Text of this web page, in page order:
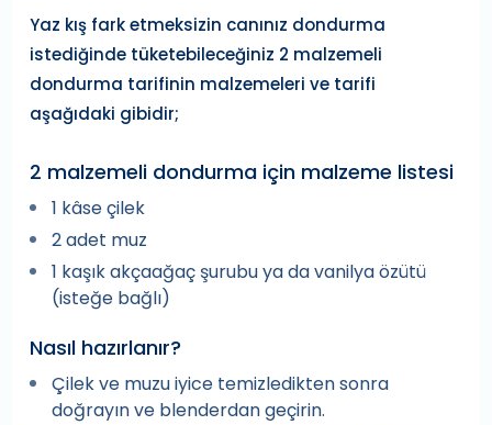
Yaz kış fark etmeksizin canınız dondurma
istediğinde tüketebileceğiniz 2 malzemeli
dondurma tarifinin malzemeleri ve tarifi
aşağıdaki gibidir;
2 malzemeli dondurma için malzeme listesi
1 kâse çilek
2 adet muz
1 kaşık akçaağaç şurubu ya da vanilya özütü
(isteğe bağlı)
Nasıl hazırlanır?
Çilek ve muzu iyice temizledikten sonra
doğrayın ve blenderdan geçirin.